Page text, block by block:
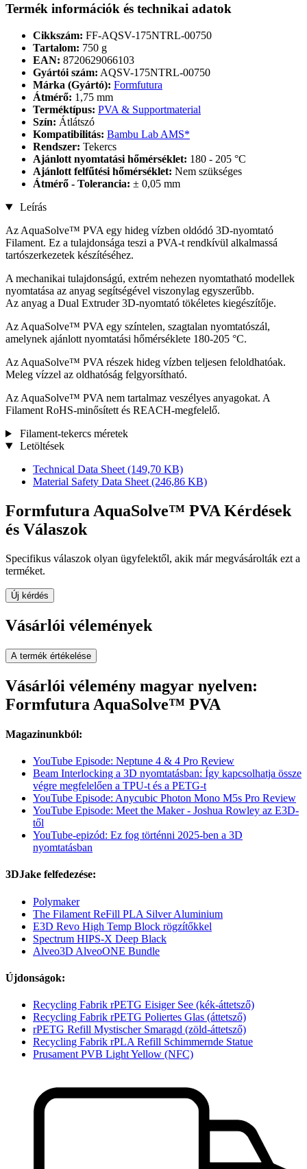
Termék információk és technikai adatok
Cikkszám: FF-AQSV-175NTRL-00750
Tartalom: 750 g
EAN: 8720629066103
Gyártói szám: AQSV-175NTRL-00750
Márka (Gyártó): Formfutura
Átmérő: 1,75 mm
Terméktípus: PVA & Supportmaterial
Szín: Átlátszó
Kompatibilitás: Bambu Lab AMS*
Rendszer: Tekercs
Ajánlott nyomtatási hőmérséklet: 180 - 205 °C
Ajánlott felfűtési hőmérséklet: Nem szükséges
Átmérő - Tolerancia: ± 0,05 mm
Leírás
Az AquaSolve™ PVA egy hideg vízben oldódó 3D-nyomtató
Filament. Ez a tulajdonsága teszi a PVA-t rendkívül alkalmassá
tartószerkezetek készítéséhez.
A mechanikai tulajdonságú, extrém nehezen nyomtatható modellek
nyomtatása az anyag segítségével viszonylag egyszerűbb.
Az anyag a Dual Extruder 3D-nyomtató tökéletes kiegészítője.
Az AquaSolve™ PVA egy színtelen, szagtalan nyomtatószál,
amelynek ajánlott nyomtatási hőmérséklete 180-205 °C.
Az AquaSolve™ PVA részek hideg vízben teljesen feloldhatóak.
Meleg vízzel az oldhatóság felgyorsítható.
Az AquaSolve™ PVA nem tartalmaz veszélyes anyagokat. A
Filament RoHS-minősített és REACH-megfelelő.
Filament-tekercs méretek
Letöltések
Technical Data Sheet (149,70 KB)
Material Safety Data Sheet (246,86 KB)
Formfutura AquaSolve™ PVA Kérdések
és Válaszok
Specifikus válaszok olyan ügyfelektől, akik már megvásárolták ezt a
terméket.
Új kérdés
Vásárlói vélemények
A termék értékelése
Vásárlói vélemény magyar nyelven:
Formfutura AquaSolve™ PVA
Magazinunkból:
YouTube Episode: Neptune 4 & 4 Pro Review
Beam Interlocking a 3D nyomtatásban: Így kapcsolhatja össze
végre megfelelően a TPU-t és a PETG-t
YouTube Episode: Anycubic Photon Mono M5s Pro Review
YouTube Episode: Meet the Maker - Joshua Rowley az E3D-
től
YouTube-epizód: Ez fog történni 2025-ben a 3D
nyomtatásban
3DJake felfedezése:
Polymaker
The Filament ReFill PLA Silver Aluminium
E3D Revo High Temp Block rögzítőkkel
Spectrum HIPS-X Deep Black
Alveo3D AlveoONE Bundle
Újdonságok:
Recycling Fabrik rPETG Eisiger See (kék-áttetsző)
Recycling Fabrik rPETG Poliertes Glas (áttetsző)
rPETG Refill Mystischer Smaragd (zöld-áttetsző)
Recycling Fabrik rPLA Refill Schimmernde Statue
Prusament PVB Light Yellow (NFC)